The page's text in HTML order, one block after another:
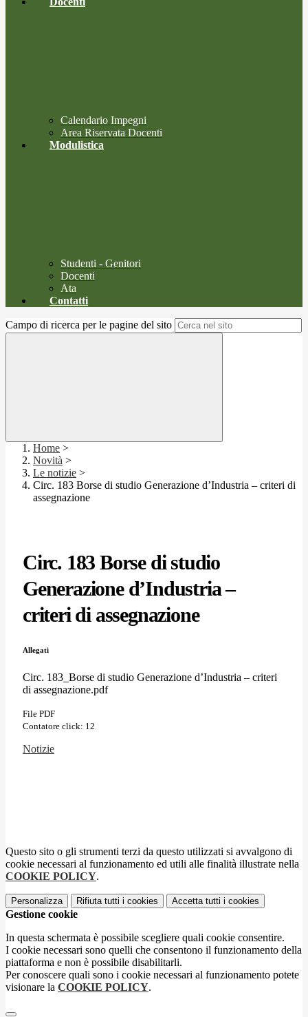
Calendario Impegni
Area Riservata Docenti
Modulistica
Studenti - Genitori
Docenti
Ata
Contatti
Campo di ricerca per le pagine del sito
Home >
Novità >
Le notizie >
Circ. 183 Borse di studio Generazione d’Industria – criteri di
assegnazione
Circ. 183 Borse di studio
Generazione d’Industria –
criteri di assegnazione
Allegati
Circ. 183_Borse di studio Generazione d’Industria – criteri
di assegnazione.pdf
File PDF
Contatore click: 12
Notizie
Questo sito o gli strumenti terzi da questo utilizzati si avvalgono di
cookie necessari al funzionamento ed utili alle finalità illustrate nella
COOKIE POLICY.
Personalizza Rifiuta tutti i cookies Accetta tutti i cookies
Gestione cookie
In questa schermata è possibile scegliere quali cookie consentire.
I cookie necessari sono quelli che consentono il funzionamento della
piattaforma e non è possibile disabilitarli.
Per conoscere quali sono i cookie necessari al funzionamento potete
visionare la COOKIE POLICY.